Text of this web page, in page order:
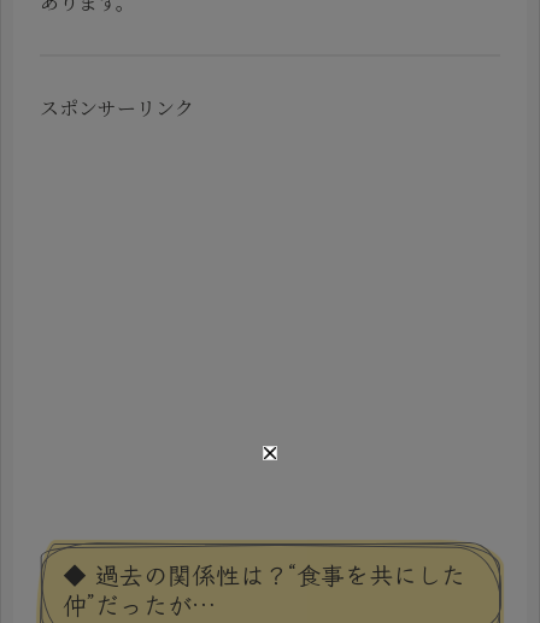
スポンサーリンク
◆ 過去の関係性は？“食事を共にした
仲”だったが…